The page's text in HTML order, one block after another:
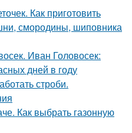
Как приготовить
смородины, шиповника
Иван Головосек:
дней в году
строби.
Как выбрать газонную